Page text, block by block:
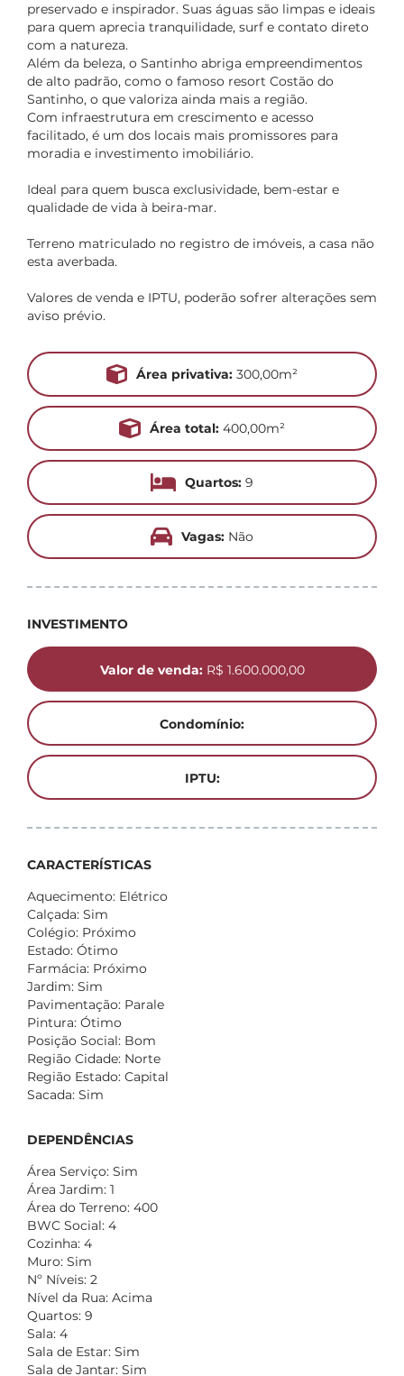
preservado e inspirador. Suas águas são limpas e ideais
para quem aprecia tranquilidade, surf e contato direto
com a natureza.
Além da beleza, o Santinho abriga empreendimentos
de alto padrão, como o famoso resort Costão do
Santinho, o que valoriza ainda mais a região.
Com infraestrutura em crescimento e acesso
facilitado, é um dos locais mais promissores para
moradia e investimento imobiliário.
Ideal para quem busca exclusividade, bem-estar e
qualidade de vida à beira-mar.
Terreno matriculado no registro de imóveis, a casa não
esta averbada.
Valores de venda e IPTU, poderão sofrer alterações sem
aviso prévio.
Área privativa: 300,00m²
Área total:400,00m²
Quartos: 9
Vagas:Não
INVESTIMENTO
Valor de venda:R$ 1.600.000,00
Condomínio:
IPTU:
CARACTERÍSTICAS
Aquecimento: Elétrico
Calçada: Sim
Colégio: Próximo
Estado: Ótimo
Farmácia: Próximo
Jardim: Sim
Pavimentação: Parale
Pintura: Ótimo
Posição Social: Bom
Região Cidade: Norte
Região Estado: Capital
Sacada: Sim
DEPENDÊNCIAS
Área Serviço: Sim
Área Jardim: 1
Área do Terreno: 400
BWC Social: 4
Cozinha: 4
Muro: Sim
Nº Níveis: 2
Nível da Rua: Acima
Quartos: 9
Sala: 4
Sala de Estar: Sim
Sala de Jantar: Sim